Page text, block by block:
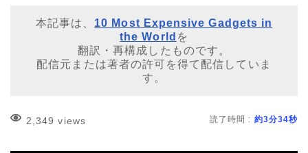
本記事は、 10 Most Expensive Gadgets in
the World を
翻訳・再構成したものです。
配信元または著者の許可を得て配信していま
す。
2,349 views 読了時間 : 約3分34秒